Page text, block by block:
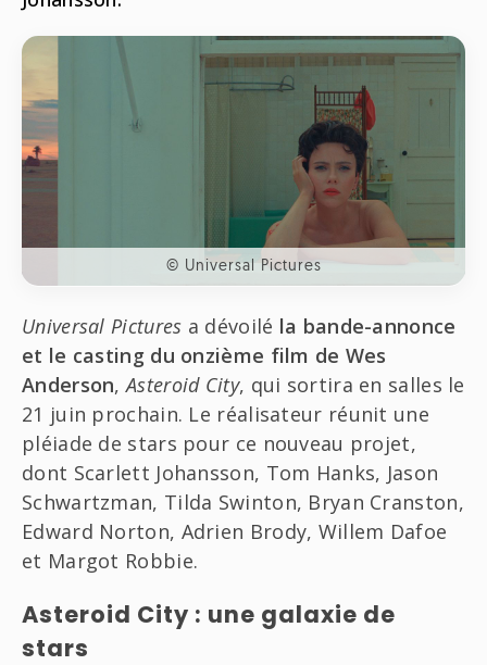
Française
Santé
Sciences
Théâtre
© Universal Pictures
Universal Pictures a dévoilé la bande-annonce
et le casting du onzième film de Wes
Anderson,Asteroid City, qui sortira en salles le
21 juin prochain. Le réalisateur réunit une
pléiade de stars pour ce nouveau projet,
dont Scarlett Johansson, Tom Hanks, Jason
Schwartzman, Tilda Swinton, Bryan Cranston,
Edward Norton, Adrien Brody, Willem Dafoe
et Margot Robbie.
Asteroid City : une galaxie de
stars